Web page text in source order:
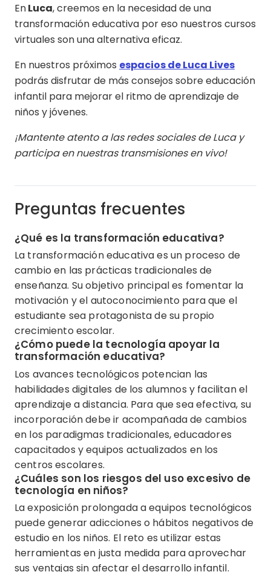
EnLuca, creemos en la necesidad de una
transformación educativa por eso nuestros cursos
virtuales son una alternativa eficaz.
En nuestros próximos espacios de Luca Lives
podrás disfrutar de más consejos sobre educación
infantil para mejorar el ritmo de aprendizaje de
niños y jóvenes.
¡Mantente atento a las redes sociales de Luca y
participa en nuestras transmisiones en vivo!
Preguntas frecuentes
¿Qué es la transformación educativa?
La transformación educativa es un proceso de
cambio en las prácticas tradicionales de
enseñanza. Su objetivo principal es fomentar la
motivación y el autoconocimiento para que el
estudiante sea protagonista de su propio
crecimiento escolar.
¿Cómo puede la tecnología apoyar la
transformación educativa?
Los avances tecnológicos potencian las
habilidades digitales de los alumnos y facilitan el
aprendizaje a distancia. Para que sea efectiva, su
incorporación debe ir acompañada de cambios
en los paradigmas tradicionales, educadores
capacitados y equipos actualizados en los
centros escolares.
¿Cuáles son los riesgos del uso excesivo de
tecnología en niños?
La exposición prolongada a equipos tecnológicos
puede generar adicciones o hábitos negativos de
estudio en los niños. El reto es utilizar estas
herramientas en justa medida para aprovechar
sus ventajas sin afectar el desarrollo infantil.